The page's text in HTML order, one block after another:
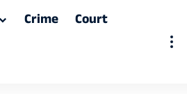
Crime
Court